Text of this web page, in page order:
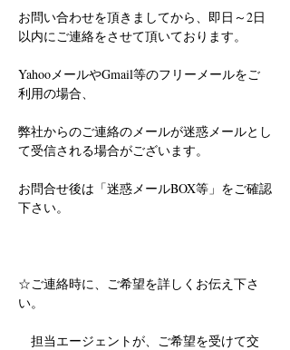
お問い合わせを頂きましてから、即日～2日
以内にご連絡をさせて頂いております。
YahooメールやGmail等のフリーメールをご
利用の場合、
弊社からのご連絡のメールが迷惑メールとし
て受信される場合がございます。
お問合せ後は「迷惑メールBOX等」をご確認
下さい。
☆ご連絡時に、ご希望を詳しくお伝え下さ
い。
担当エージェントが、ご希望を受けて交